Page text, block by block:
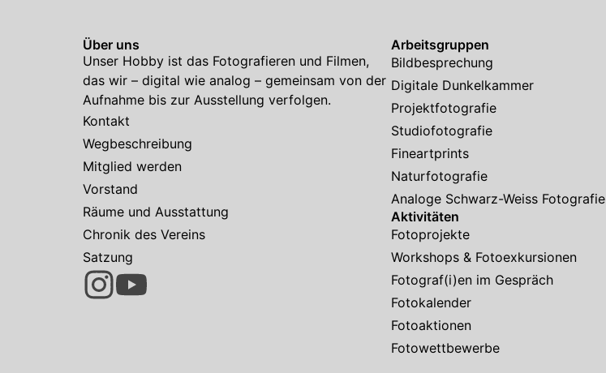
Über uns
Unser Hobby ist das Fotografieren und Filmen,
das wir – digital wie analog – gemeinsam von der
Aufnahme bis zur Ausstellung verfolgen.
Kontakt
Wegbeschreibung
Mitglied werden
Vorstand
Räume und Ausstattung
Chronik des Vereins
Satzung
Arbeitsgruppen
Bildbesprechung
Digitale Dunkelkammer
Projektfotografie
Studiofotografie
Fineartprints
Naturfotografie
Analoge Schwarz-Weiss Fotografie
Aktivitäten
Fotoprojekte
Workshops & Fotoexkursionen
Fotograf(i)en im Gespräch
Fotokalender
Fotoaktionen
Fotowettbewerbe